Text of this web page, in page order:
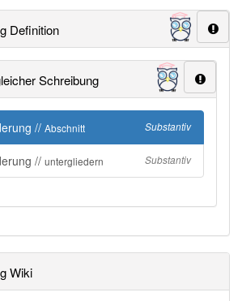
Untergliederung Duden
×
ung" enden, haben fast immer
Beispiele
Definition
Schreibung
// Abschnitt Substantiv
// untergliedern Substantiv
Wiki